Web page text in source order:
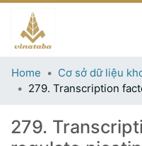
Home
279.